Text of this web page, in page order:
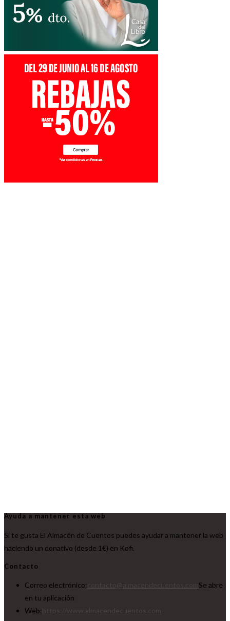
Ayuda a mantener esta web
Si te gusta El Almacén de Cuentos puedes ayudar a mantener la web
haciendo un donativo (desde 1€) en Kofi.
Contacto
Correo electrónico:
Se abre
en tu aplicación
Web: